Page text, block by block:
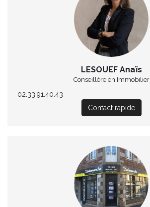
LESOUEF Anaïs
Conseillère en Immobilier
02.33.91.40.43
Contact rapide